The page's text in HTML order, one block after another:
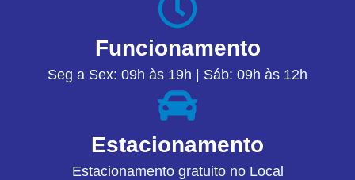
Funcionamento
Seg a Sex: 09h às 19h | Sáb: 09h às 12h
Estacionamento
Estacionamento gratuito no Local